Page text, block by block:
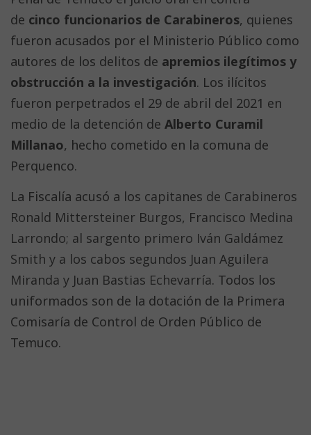
de cinco funcionarios de Carabineros, quienes
fueron acusados por el Ministerio Público como
autores de los delitos de apremios ilegítimos y
obstrucción a la investigación. Los ilícitos
fueron perpetrados el 29 de abril del 2021 en
medio de la detención de Alberto Curamil
Millanao, hecho cometido en la comuna de
Perquenco.
La Fiscalía acusó a los capitanes de Carabineros
Ronald Mittersteiner Burgos, Francisco Medina
Larrondo; al sargento primero Iván Galdámez
Smith y a los cabos segundos Juan Aguilera
Miranda y Juan Bastias Echevarría. Todos los
uniformados son de la dotación de la Primera
Comisaría de Control de Orden Público de
Temuco.